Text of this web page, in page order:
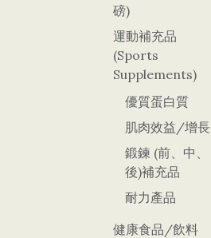
磅)
運動補充品
(Sports
Supplements)
優質蛋白質
肌肉效益/增長
鍛鍊 (前、中、
後)補充品
耐力產品
健康食品/飲料